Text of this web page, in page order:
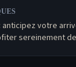
votre
sereinement